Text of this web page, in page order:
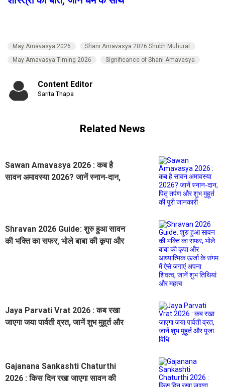
May Amavasya 2026
Shani Amavasya 2026 Shubh Muhurat
May Amavasya Timing 2026
Significance of Shani Amavasya
Content Editor
Sarita Thapa
Related News
Sawan Amavasya 2026 : कब है
सावन अमावस्या 2026? जानें स्नान-दान,
Shravan 2026 Guide: शुरु हुआ सावन
की भक्ति का सफर, भोले बाबा की कृपा और
Jaya Parvati Vrat 2026 : कब रखा
जाएगा जया पार्वती व्रत, जानें शुभ मुहूर्त और
Gajanana Sankashti Chaturthi
2026 : किस दिन रखा जाएगा सावन की